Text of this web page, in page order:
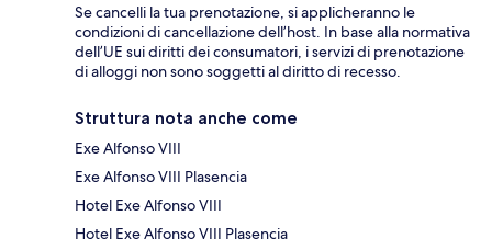
Se cancelli la tua prenotazione, si applicheranno le
condizioni di cancellazione dell’host. In base alla normativa
dell’UE sui diritti dei consumatori, i servizi di prenotazione
di alloggi non sono soggetti al diritto di recesso.
Struttura nota anche come
Exe Alfonso VIII
Exe Alfonso VIII Plasencia
Hotel Exe Alfonso VIII
Hotel Exe Alfonso VIII Plasencia